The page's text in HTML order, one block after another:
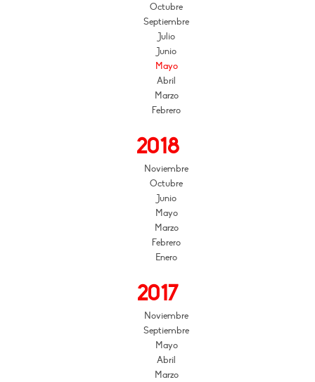
Octubre
Septiembre
Julio
Junio
Mayo
Abril
Marzo
Febrero
2018
Noviembre
Octubre
Junio
Mayo
Marzo
Febrero
Enero
2017
Noviembre
Septiembre
Mayo
Abril
Marzo